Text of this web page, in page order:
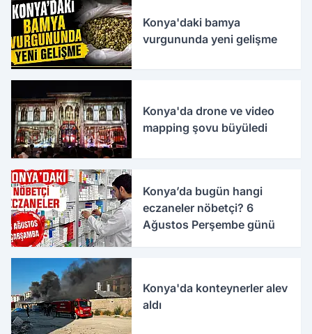
Konya'daki bamya
vurgununda yeni gelişme
Konya'da drone ve video
mapping şovu büyüledi
Konya’da bugün hangi
eczaneler nöbetçi? 6
Ağustos Perşembe günü
Konya'da konteynerler alev
aldı